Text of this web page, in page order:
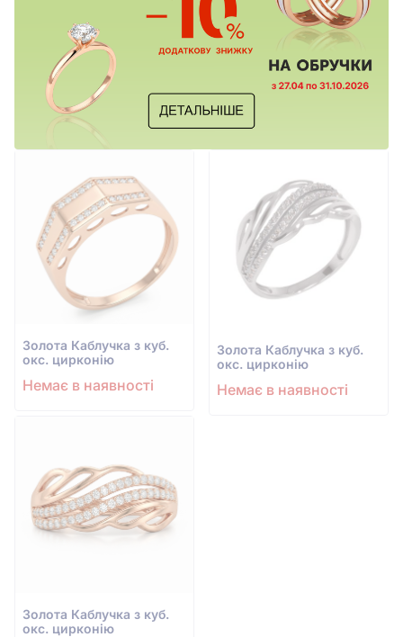
Золота Каблучка з куб.
окс. цирконію
Немає в наявності
Золота Каблучка з куб.
окс. цирконію
Немає в наявності
Золота Каблучка з куб.
окс. цирконію